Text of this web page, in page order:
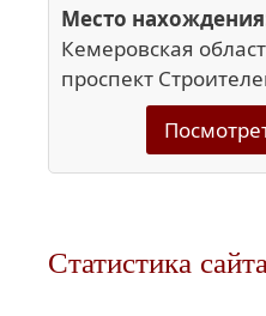
Место
Кемеровская
проспект
Статистика сайта